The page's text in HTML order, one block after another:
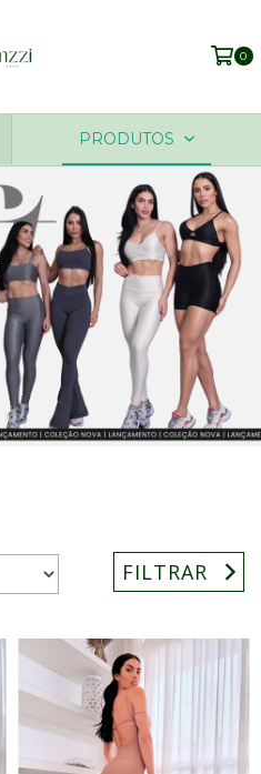
0
PRODUTOS
FILTRAR